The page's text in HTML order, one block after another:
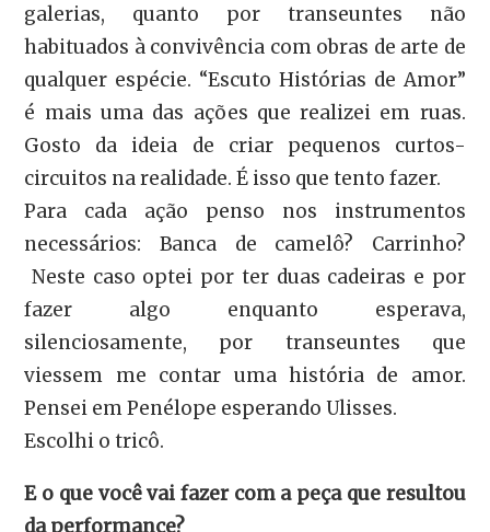
galerias, quanto por transeuntes não
habituados à convivência com obras de arte de
qualquer espécie. “Escuto Histórias de Amor”
é mais uma das ações que realizei em ruas.
Gosto da ideia de criar pequenos curtos-
circuitos na realidade. É isso que tento fazer.
Para cada ação penso nos instrumentos
necessários: Banca de camelô? Carrinho?
Neste caso optei por ter duas cadeiras e por
fazer algo enquanto esperava,
silenciosamente, por transeuntes que
viessem me contar uma história de amor.
Pensei em Penélope esperando Ulisses.
Escolhi o tricô.
E o que você vai fazer com a peça que resultou
da performance?